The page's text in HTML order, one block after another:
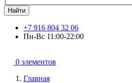
Найти
+7 916 804 32 06
Пн-Вс 11:00-22:00
0 элементов
Главная